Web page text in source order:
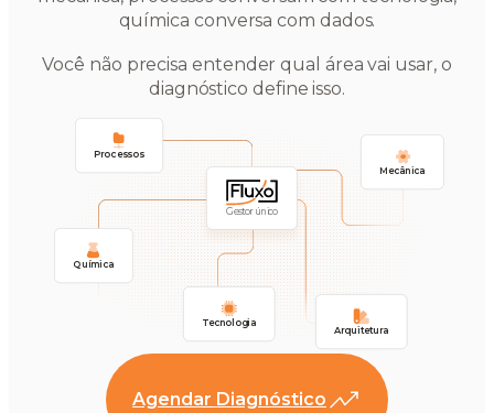
Processos
Gestor único
Mecânica
Tecnologia
Arquitetura
Química
química conversa com dados.
Você não precisa entender qual área vai usar, o
diagnóstico define isso.
Agendar Diagnóstico